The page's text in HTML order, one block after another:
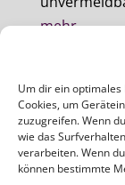
Um dir ein optimales
Cookies, um
zuzugreifen. Wenn
wie das
verarbeiten. Wenn
können bestimmte
mehr